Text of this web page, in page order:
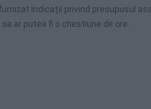
indicaţii privind presupusul
ar putea fi o chestiune de ore.